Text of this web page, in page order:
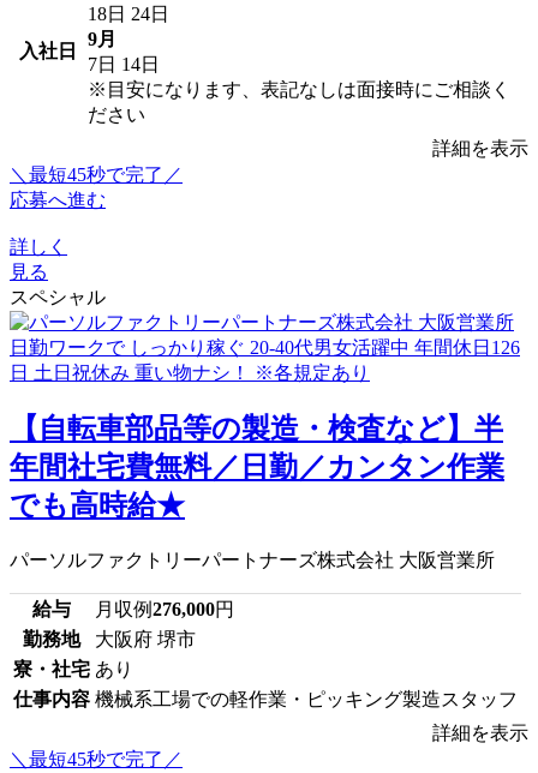
入社日
18日 24日
9月
7日 14日
※目安になります、表記なしは面接時にご相談く
ださい
詳細を表示
＼最短45秒で完了／
応募へ進む
詳しく
見る
スペシャル
【自転車部品等の製造・検査など】半
年間社宅費無料／日勤／カンタン作業
でも高時給★
パーソルファクトリーパートナーズ株式会社 大阪営業所
給与 月収例276,000円
勤務地
大阪府 堺市
寮・社宅 あり
仕事内容 機械系工場での軽作業・ピッキング製造スタッフ
詳細を表示
＼最短45秒で完了／